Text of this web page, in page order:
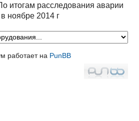
итогам расследования аварии
ноябре 2014 г
работает на PunBB